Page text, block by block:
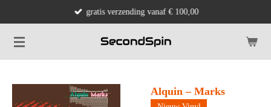
naar
de
gratis verzending vanaf € 100,00
Alquin – Marks